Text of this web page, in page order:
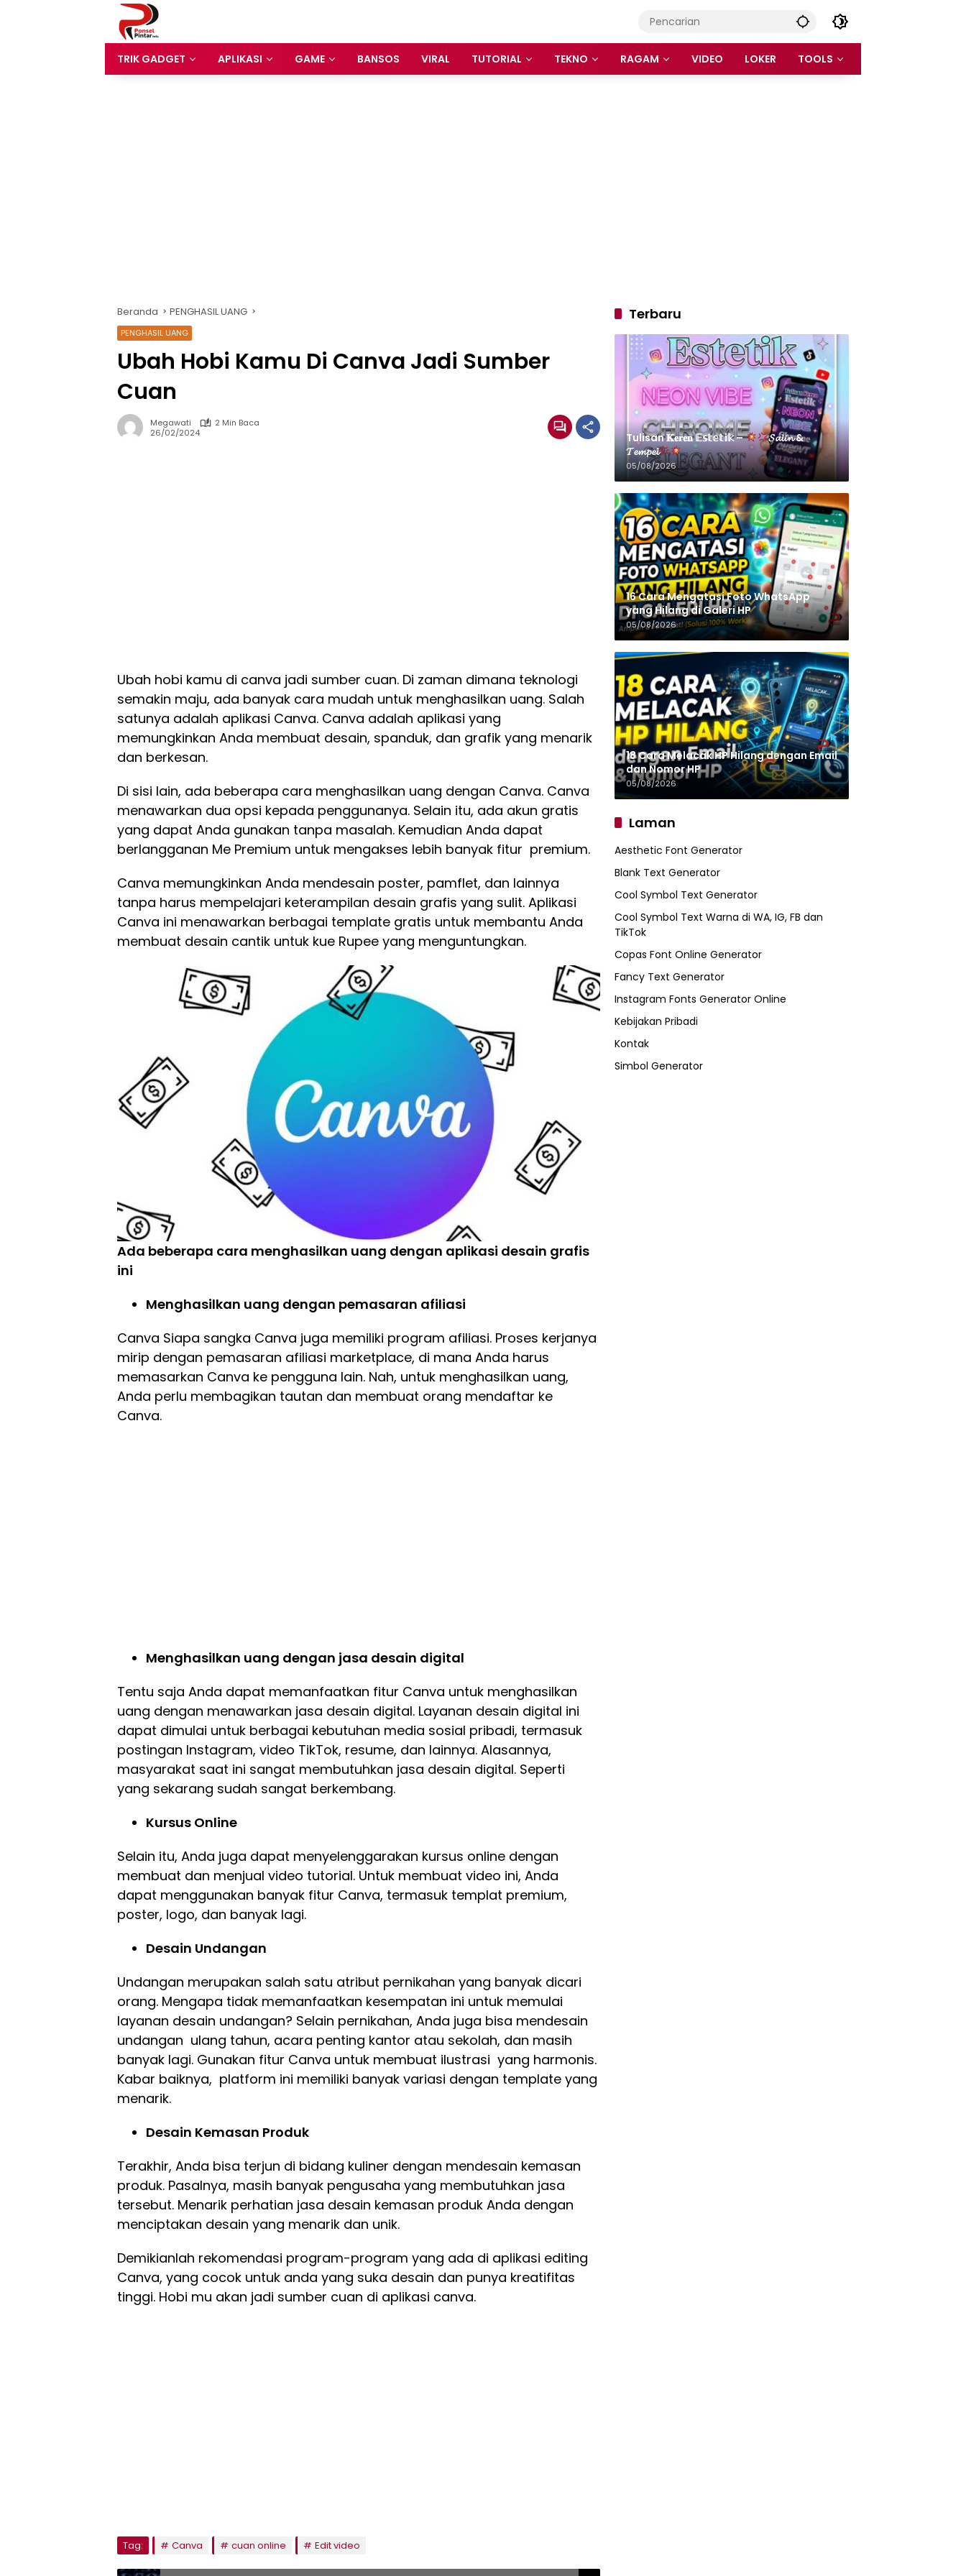
TRIK GADGET
APLIKASI GAME BANSOS VIRAL TUTORIAL TEKNO RAGAM VIDEO LOKER TOOLS
Beranda PENGHASIL UANG
PENGHASIL UANG
Ubah Hobi Kamu Di Canva Jadi Sumber
Cuan
Megawati
2 Min Baca
26/02/2024
Ubah hobi kamu di canva jadi sumber cuan. Di zaman dimana teknologi
semakin maju, ada banyak cara mudah untuk menghasilkan uang. Salah
satunya adalah aplikasi Canva. Canva adalah aplikasi yang
memungkinkan Anda membuat desain, spanduk, dan grafik yang menarik
dan berkesan.
Di sisi lain, ada beberapa cara menghasilkan uang dengan Canva. Canva
menawarkan dua opsi kepada penggunanya. Selain itu, ada akun gratis
yang dapat Anda gunakan tanpa masalah. Kemudian Anda dapat
berlangganan Me Premium untuk mengakses lebih banyak fitur premium.
Canva memungkinkan Anda mendesain poster, pamflet, dan lainnya
tanpa harus mempelajari keterampilan desain grafis yang sulit. Aplikasi
Canva ini menawarkan berbagai template gratis untuk membantu Anda
membuat desain cantik untuk kue Rupee yang menguntungkan.
Ada beberapa cara menghasilkan uang dengan aplikasi desain grafis
ini
Menghasilkan uang dengan pemasaran afiliasi
Canva Siapa sangka Canva juga memiliki program afiliasi. Proses kerjanya
mirip dengan pemasaran afiliasi marketplace, di mana Anda harus
memasarkan Canva ke pengguna lain. Nah, untuk menghasilkan uang,
Anda perlu membagikan tautan dan membuat orang mendaftar ke
Canva.
Menghasilkan uang dengan jasa desain digital
Tentu saja Anda dapat memanfaatkan fitur Canva untuk menghasilkan
uang dengan menawarkan jasa desain digital. Layanan desain digital ini
dapat dimulai untuk berbagai kebutuhan media sosial pribadi, termasuk
postingan Instagram, video TikTok, resume, dan lainnya. Alasannya,
masyarakat saat ini sangat membutuhkan jasa desain digital. Seperti
yang sekarang sudah sangat berkembang.
Kursus Online
Selain itu, Anda juga dapat menyelenggarakan kursus online dengan
membuat dan menjual video tutorial. Untuk membuat video ini, Anda
dapat menggunakan banyak fitur Canva, termasuk templat premium,
poster, logo, dan banyak lagi.
Desain Undangan
Undangan merupakan salah satu atribut pernikahan yang banyak dicari
orang. Mengapa tidak memanfaatkan kesempatan ini untuk memulai
layanan desain undangan? Selain pernikahan, Anda juga bisa mendesain
undangan ulang tahun, acara penting kantor atau sekolah, dan masih
banyak lagi. Gunakan fitur Canva untuk membuat ilustrasi yang harmonis.
Kabar baiknya, platform ini memiliki banyak variasi dengan template yang
menarik.
Desain Kemasan Produk
Terakhir, Anda bisa terjun di bidang kuliner dengan mendesain kemasan
produk. Pasalnya, masih banyak pengusaha yang membutuhkan jasa
tersebut. Menarik perhatian jasa desain kemasan produk Anda dengan
menciptakan desain yang menarik dan unik.
Demikianlah rekomendasi program-program yang ada di aplikasi editing
Canva, yang cocok untuk anda yang suka desain dan punya kreatifitas
tinggi. Hobi mu akan jadi sumber cuan di aplikasi canva.
Tag: Canva cuan online Edit video
Terbaru
Tulisan 𝐊𝐞𝐫𝐞𝐧 𝔼𝕤𝕥𝕖𝕥𝕚𝕜 –
𝓢𝓪𝓵𝓲𝓷 &
𝓣𝓮𝓶𝓹𝓮𝓵
05/08/2026
16 Cara Mengatasi Foto WhatsApp
yang Hilang di Galeri HP
05/08/2026
18 Cara Melacak HP Hilang dengan Email
dan Nomor HP
05/08/2026
Laman
Aesthetic Font Generator
Blank Text Generator
Cool Symbol Text Generator
Cool Symbol Text Warna di WA, IG, FB dan
TikTok
Copas Font Online Generator
Fancy Text Generator
Instagram Fonts Generator Online
Kebijakan Pribadi
Kontak
Simbol Generator